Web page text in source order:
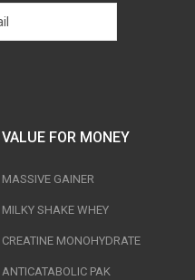
VALUE FOR MONEY
MASSIVE GAINER
MILKY SHAKE WHEY
CREATINE MONOHYDRATE
ANTICATABOLIC PAK